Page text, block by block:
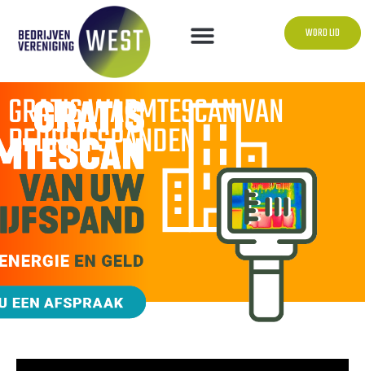
WORD LID
GRATIS WARMTESCAN VAN
BEDRIJFSPANDEN